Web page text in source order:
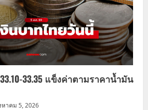
33.35 แข็งค่าตามราคาน้ำมัน
หาคม 5, 2026